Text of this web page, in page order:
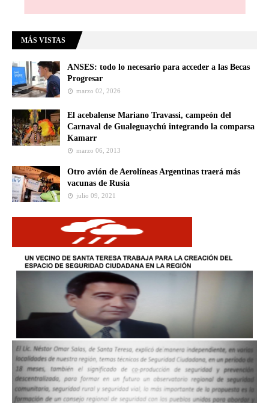
MÁS VISTAS
ANSES: todo lo necesario para acceder a las Becas
Progresar
marzo 02, 2026
El acebalense Mariano Travassi, campeón del
Carnaval de Gualeguaychú integrando la comparsa
Kamarr
marzo 06, 2013
Otro avión de Aerolíneas Argentinas traerá más
vacunas de Rusia
julio 09, 2021